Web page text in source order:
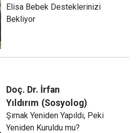
Elisa Bebek Desteklerinizi
Bekliyor
Doç. Dr. İrfan
Yıldırım (Sosyolog)
Şırnak Yeniden Yapıldı, Peki
Yeniden Kuruldu mu?